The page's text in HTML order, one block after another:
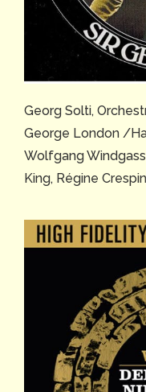
Georg Solti,
George London /
Wolfgang
King, Régine